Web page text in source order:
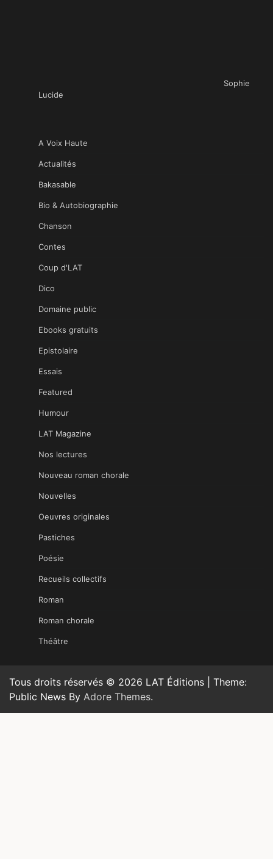
Sophie
Lucide
A Voix Haute
Actualités
Bakasable
Bio & Autobiographie
Chanson
Contes
Coup d'LAT
Dico
Domaine public
Ebooks gratuits
Epistolaire
Essais
Featured
Humour
LAT Magazine
Nos lectures
Nouveau roman chorale
Nouvelles
Oeuvres originales
Pastiches
Poésie
Recueils collectifs
Roman
Roman chorale
Théâtre
Tous droits réservés © 2026 LAT Éditions | Theme:
Public News By Adore Themes.